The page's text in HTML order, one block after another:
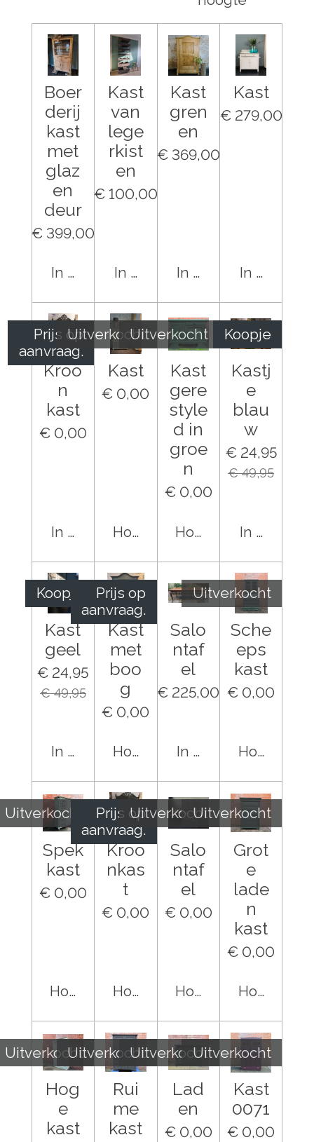
Boer
derij
kast
met
glaz
en
deur
€ 399,00
In winkelwagen
Kast
van
lege
rkist
en
€ 100,00
In winkelwagen
Kast
gren
en
€ 369,00
In winkelwagen
Kast
€ 279,00
In
Prijs op
aanvraag.
Kroo
n
kast
€ 0,00
In winkelwagen
Uitverkocht
Kast
€ 0,00
Houd mij op de hoogte
Uitverkocht
Kast
gere
style
d in
groe
n
€ 0,00
Houd mij op de
Koopje
Kastj
e
blau
w
€ 24,95
€ 49,95
In
Koopje
Kast
geel
€ 24,95
€ 49,95
In winkelwagen
Prijs op
aanvraag.
Kast
met
boo
g
€ 0,00
Houd mij op de hoogte
Salo
ntaf
el
€ 225,00
In winkelwagen
Uitverkocht
Sche
eps
kast
€ 0,00
Houd mij
Uitverkocht
Spek
kast
€ 0,00
Houd mij op de hoogte
Prijs op
aanvraag.
Kroo
nkas
t
€ 0,00
Houd mij op de hoogte
Uitverkocht
Salo
ntaf
el
€ 0,00
Houd mij op de
Uitverkocht
Grot
e
lade
n
kast
€ 0,00
Houd mij
Uitverkocht
Hog
e
kast
Uitverkocht
Rui
me
kast
Uitverkocht
Lad
en
€ 0,00
Uitverkocht
Kast
0071
€ 0,00